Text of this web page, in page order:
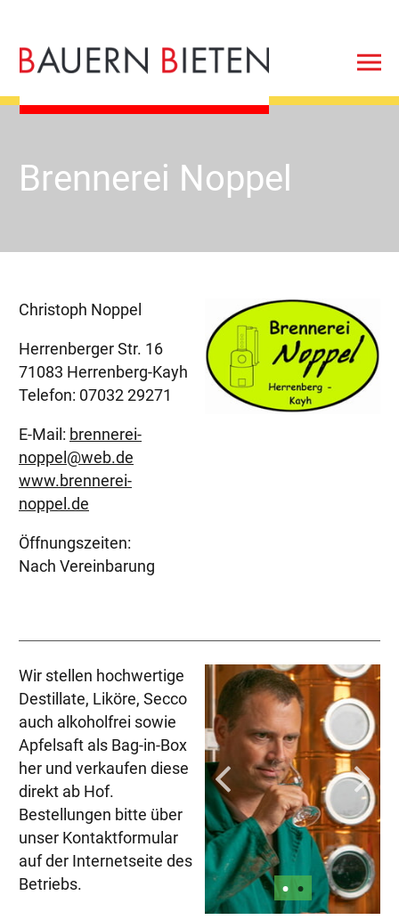
Brennerei Noppel
Christoph Noppel
Herrenberger Str. 16
71083 Herrenberg-Kayh
Telefon: 07032 29271
E-Mail: brennerei-
noppel@web.de
www.brennerei-
noppel.de
Öffnungszeiten:
Nach Vereinbarung
Wir stellen hochwertige
Destillate, Liköre, Secco
auch alkoholfrei sowie
Apfelsaft als Bag-in-Box
her und verkaufen diese
direkt ab Hof.
Bestellungen bitte über
unser Kontaktformular
auf der Internetseite des
Betriebs.
• •